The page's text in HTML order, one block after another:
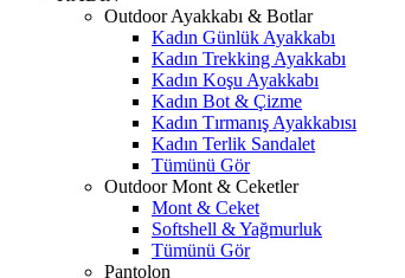
Outdoor Ayakkabı & Botlar
Kadın Günlük Ayakkabı
Kadın Trekking Ayakkabı
Kadın Koşu Ayakkabı
Kadın Bot & Çizme
Kadın Tırmanış Ayakkabısı
Kadın Terlik Sandalet
Tümünü Gör
Outdoor Mont & Ceketler
Mont & Ceket
Softshell & Yağmurluk
Tümünü Gör
Pantolon